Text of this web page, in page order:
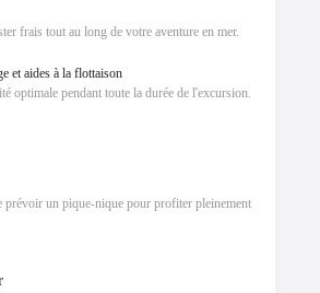
frais tout au long de votre aventure en mer.
et aides à la flottaison
optimale pendant toute la durée de l'excursion.
prévoir un pique-nique pour profiter pleinement